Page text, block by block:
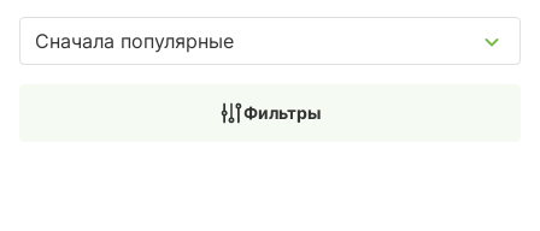
Сначала популярные
Фильтры